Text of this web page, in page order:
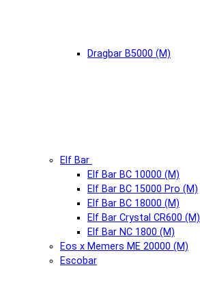
Dragbar B5000 (М)
Elf Bar
Elf Bar BC 10000 (М)
Elf Bar BC 15000 Pro (М)
Elf Bar BC 18000 (М)
Elf Bar Crystal CR600 (М)
Elf Bar NC 1800 (М)
Eos x Memers ME 20000 (М)
Escobar